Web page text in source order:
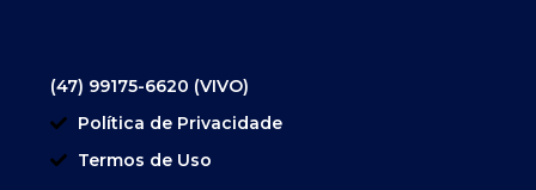
(47) 99175-6620 (VIVO)
Política de Privacidade
Termos de Uso